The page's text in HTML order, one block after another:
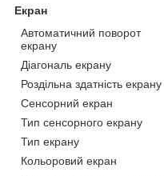
Екран
Автоматичний поворот
екрану
Діагональ екрану
Роздільна здатність екрану
Сенсорний екран
Тип сенсорного екрану
Тип екрану
Кольоровий екран